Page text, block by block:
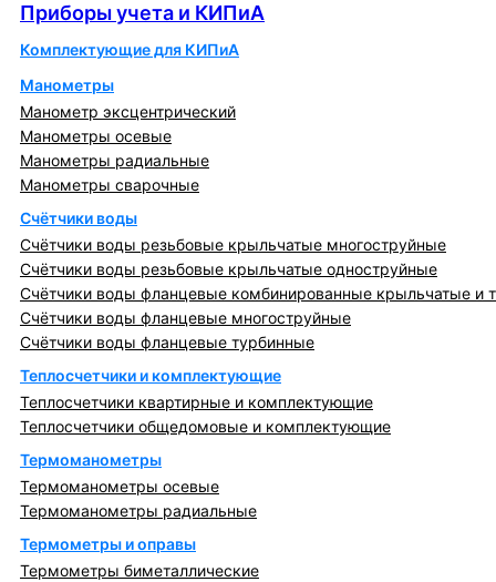
Приборы учета и КИПиА
Комплектующие для КИПиА
Манометры
Манометр эксцентрический
Манометры осевые
Манометры радиальные
Манометры сварочные
Счётчики воды
Счётчики воды резьбовые крыльчатые многоструйные
Счётчики воды резьбовые крыльчатые одноструйные
Счётчики воды фланцевые комбинированные крыльчатые и
Счётчики воды фланцевые многоструйные
Счётчики воды фланцевые турбинные
Теплосчетчики и комплектующие
Теплосчетчики квартирные и комплектующие
Теплосчетчики общедомовые и комплектующие
Термоманометры
Термоманометры осевые
Термоманометры радиальные
Термометры и оправы
Термометры биметаллические